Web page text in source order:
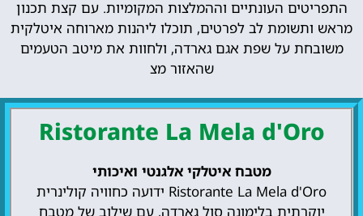
התפריטים העונתיים וההמלצות המקומיות. עם קצת תכנון
מראש ותשומת לב לפרטים, תוכלו ליהנות מארוחה איטלקית
משובחת על שפת אגם גארדה, ולחוות את מיטב הטעמים
שהאזור מצ
Ristorante La Mela d'Oro
מטבח איטלקי אלגנטי ואיכותי
Ristorante La Mela d'Oro ידועה כחוויה קולינרית
יוקרתית בלימונה סול גארדה, עם שילוב של מטבח